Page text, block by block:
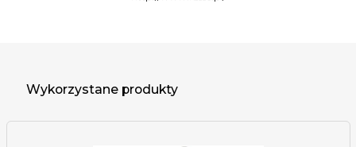
Wykorzystane produkty